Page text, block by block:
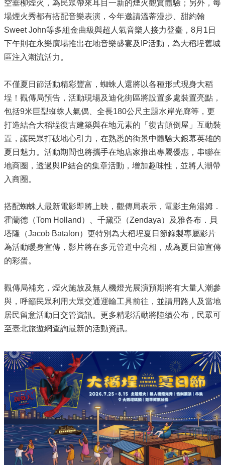
空垂柳煙火，為民眾帶來耳目一新的煙火觀賞體驗；另外，每
場煙火秀都有搭配音樂表演，今年邀請溫蒂漫步、甜約翰
Sweet John等多組金曲級與超人氣音樂人接力登臺，8月1日
下午則在永樂廣場推出在地音樂盛宴及IP活動，為大稻埕舊城
區注入潮流活力。
不僅夏日節活動精彩豐富，蜘蛛人還將以各種形式現身大稻
埕！觀傳局預告，活動現場及迪化街區將設置多處裝置亮點，
包括9米巨型蜘蛛人氣偶、全長180公尺主題水岸光廊等，更
打造結合大稻埕復古建築與在地元素的「復古顛倒屋」互動裝
置，讓民眾打破地心引力，在熟悉的街景中體驗大銀幕英雄的
夏日魅力。活動期間也將攜手在地店家推出專屬優惠，串聯在
地商圈，透過與IP結合的集章活動，增加趣味性，並將人潮帶
入商圈。
搭配蜘蛛人最新電影即將上映，觀傳局表示，電影主角湯姆．
霍蘭德（Tom Holland）、千黛亞（Zendaya）及雅各布．貝
塔隆（Jacob Batalon）更特別為大稻埕夏日節錄製專屬影片
為活動暖身宣傳，影片將在多元管道中亮相，成為夏日節宣傳
的彩蛋。
觀傳局補充，煙火施放及無人機燈光展演預期將有大量人潮參
與，呼籲民眾利用大眾交通運輸工具前往，並請用路人及當地
居民留意活動日交管資訊。更多精彩活動將陸續公布，民眾可
至臺北旅遊網查詢最新的活動資訊。